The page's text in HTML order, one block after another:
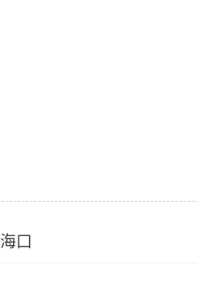
海口